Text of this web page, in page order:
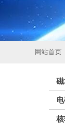
网站首页